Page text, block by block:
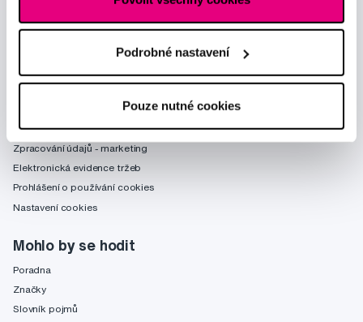
Podrobné nastavení
Pouze nutné cookies
obchod@profimed.cz
Zeptat se v poradně
Zpracování údajů - smlouva
Zpracování údajů - marketing
Elektronická evidence tržeb
Prohlášení o používání cookies
Nastavení cookies
Mohlo by se hodit
Poradna
Značky
Slovník pojmů